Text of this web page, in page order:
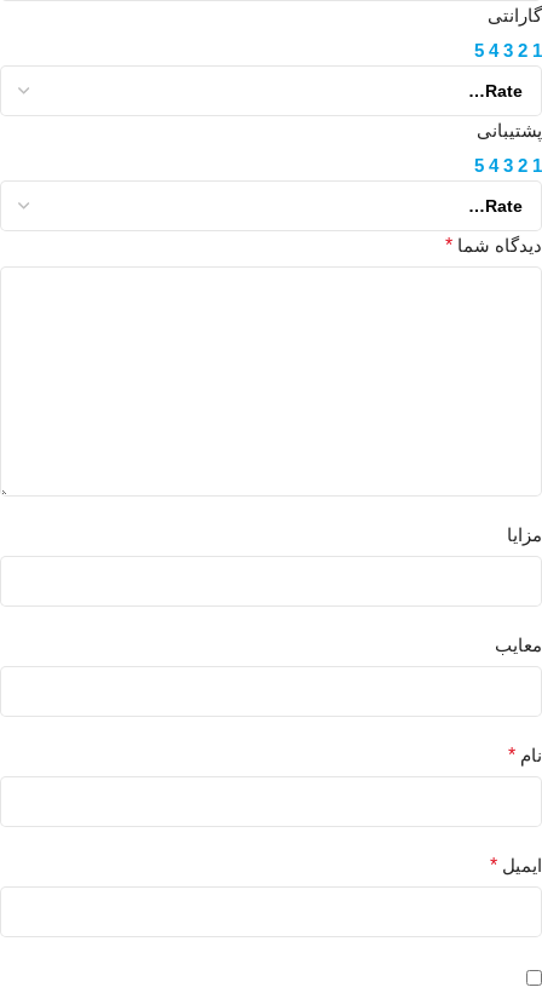
گارانتی
1
2
3
4
5
پشتیبانی
1
2
3
4
5
دیدگاه شما *
مزایا
معایب
نام *
ایمیل *